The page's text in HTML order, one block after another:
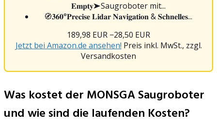
𝐄𝐦𝐩𝐭𝐲➤Saugroboter mit...
🧭𝟑𝟔𝟎°𝐏𝐫𝐞𝐜𝐢𝐬𝐞 𝐋𝐢𝐝𝐚𝐫 𝐍𝐚𝐯𝐢𝐠𝐚𝐭𝐢𝐨𝐧 & 𝐒𝐜𝐡𝐧𝐞𝐥𝐥𝐞𝐬...
189,98 EUR −28,50 EUR
Jetzt bei Amazon.de ansehen! Preis inkl. MwSt., zzgl.
Versandkosten
Was kostet der MONSGA Saugroboter
und wie sind die laufenden Kosten?